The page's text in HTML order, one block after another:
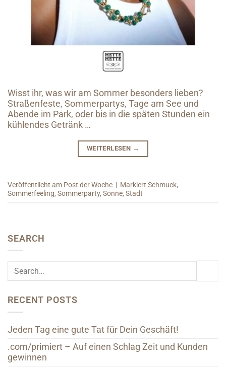
Wisst ihr, was wir am Sommer besonders lieben?
Straßenfeste, Sommerpartys, Tage am See und
Abende im Park, oder bis in die späten Stunden ein
kühlendes Getränk …
WEITERLESEN →
Veröffentlicht am Post der Woche | Markiert Schmuck,
Sommerfeeling, Sommerparty, Sonne, Stadt
SEARCH
RECENT POSTS
Jeden Tag eine gute Tat für Dein Geschäft!
.com/primiert – Auf einen Schlag Zeit und Kunden
gewinnen